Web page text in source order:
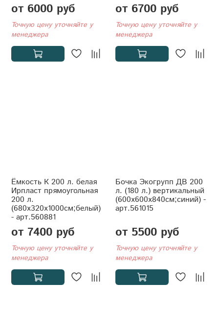
от 6000 руб
Точную цену уточняйте у
менеджера
от 6700 руб
Точную цену уточняйте у
менеджера
Ёмкость К 200 л. белая
Ирпласт прямоугольная
200 л.
(680x320x1000см;белый)
- арт.560881
от 7400 руб
Точную цену уточняйте у
менеджера
Бочка Экогрупп ДВ 200
л. (180 л.) вертикальный
(600x600x840см;синий) -
арт.561015
от 5500 руб
Точную цену уточняйте у
менеджера